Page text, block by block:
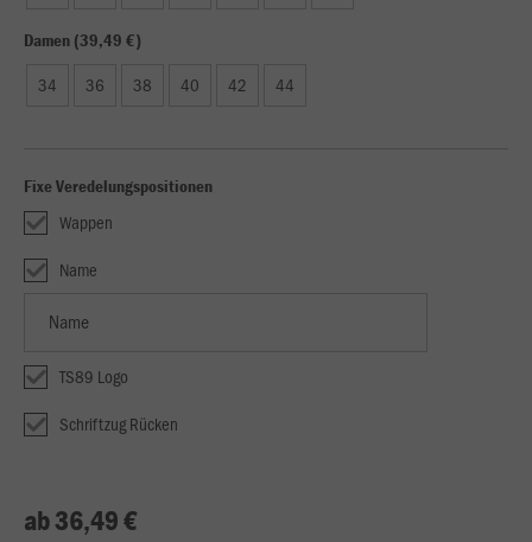
Damen (39,49 €)
34 36 38 40 42 44
Fixe Veredelungspositionen
Wappen
Name
TS89 Logo
Schriftzug Rücken
ab 36,49 €